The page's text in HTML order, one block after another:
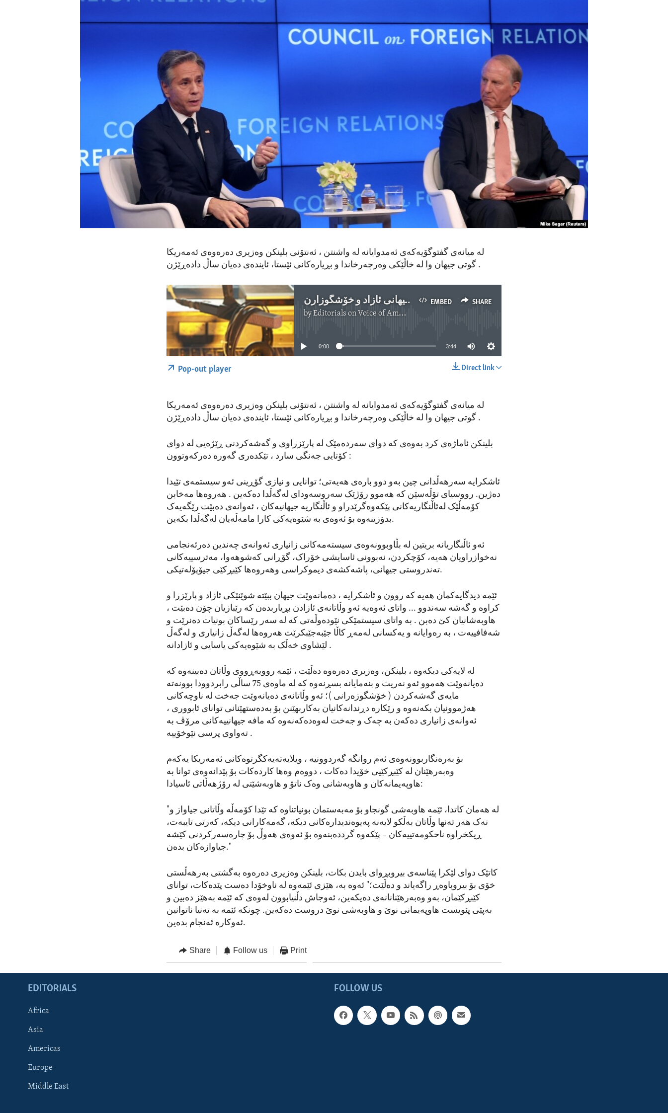
لە میانەی گفتوگۆیەکەی ئەمدوایانە لە واشنتن ، ئەنتۆنی بلینکن وەزیری دەرەوەی ئەمەریکا
.
EMBED SHARE پێوستی هاوکاری بۆ دڵنیابوون لە فەرمانی جیهانی ئازاد و خۆشگوزارن
byEditorials on Voice of America
No media source currently available
0:00 3:44
Direct link
Pop-out player
لە میانەی گفتوگۆیەکەی ئەمدوایانە لە واشنتن ، ئەنتۆنی بلینکن وەزیری دەرەوەی ئەمەریکا
.
بلینکن ئاماژەی کرد بەوەی کە دوای سەردەمێک لە پارێزراوی و گەشەکردنی ڕێژەیی لە دوای
کۆتایی جەنگی سارد ، تێکدەری گەورە دەرکەوتوون :
ئاشکرایە سەرهەڵدانی چین بەو دوو بارەی هەیەتی؛ توانایی و نیازی گۆڕینی ئەو سیستمەی تێیدا
دەژین. رووسیای تۆڵەسێن کە هەموو رۆژێک سەروسەودای لەگەڵدا دەکەین . هەروەها مەخابن
کۆمەڵێک لەئاڵنگاریەکانی پێکەوەگرێدراو و ئاڵنگاریە جیهانیەکان ، ئەوانەی دەبێت رێگەیەک
بدۆزینەوە بۆ ئەوەی بە شێوەیەکی کارا مامەڵەیان لەگەڵدا بکەین.
ئەو ئاڵنگاریانە بریتین لە بڵاوبوونەوەی سیستەمەکانی زانیاری ئەوانەی چەندین دەرئەنجامی
نەخوازراویان هەیە، کۆچکردن، نەبوونی ئاسایشی خۆراک، گۆڕانی کەشوهەوا، مەترسییەکانی
تەندروستی جیهانی، پاشەکشەی دیموکراسی وهەروەها کێبڕکێی جیۆپۆلەتیکی.
ئێمە دیدگایەکمان هەیە کە روون و ئاشکرایە ، دەمانەوێت جیهان ببێتە شوێنێکی ئازاد و پارێزرا و
کراوە و گەشە سەندوو ... واتای ئەوەیە ئەو وڵاتانەی ئازادن بڕیاربدەن کە رێبازیان چۆن دەبێت ،
هاوبەشانیان کێ دەبن . بە واتای سیستمێکی نێودەوڵەتی کە لە سەر رێساکان بونیات دەنرێت و
شەفافییەت ، بە رەوایانە و یەکسانی لەمەڕ کاڵا جێبەجێبکرێت هەروەها لەگەڵ زانیاری و لەگەڵ
لێشاوی خەڵک بە شێوەیەکی یاسایی و ئازادانە .
لە لایەکی دیکەوە ، بلینکن، وەزیری دەرەوە دەڵێت ، ئێمە رووبەڕووی وڵاتان دەبینەوە کە
دەیانەوێت هەموو ئەو نەریت و بنەمایانە بسڕنەوە کە لە ماوەی 75 ساڵی رابردوودا بوونەتە
مایەی گەشەکردن ( خۆشگوزەرانی )؛ ئەو وڵاتانەی دەیانەوێت جەخت لە ناوچەکانی
هەژموونیان بکەنەوە و رێکارە دڕندانەکانیان بەکاربهێنن بۆ بەدەستهێنانی توانای ئابووری ،
ئەوانەی زانیاری دەکەن بە چەک و جەخت لەوەدەکەنەوە کە مافە جیهانییەکانی مرۆڤ بە
تەواوی پرسی نێوخۆییە .
بۆ بەرەنگاربوونەوەی ئەم روانگە گەردوونیە ، ویلایەتەیەکگرتوەکانی ئەمەریکا یەکەم
وەبەرهێنان لە کێبڕکێیی خۆیدا دەکات ، دووەم وەها کاردەکات بۆ پێدانەوەی توانا بە
هاوپەیمانەکان و هاوبەشانی وەک ناتۆ و هاوبەشێتی لە رۆژهەڵاتی ئاسیادا:
"لە هەمان کاتدا، ئێمە هاوبەشی گونجاو بۆ مەبەستمان بونیاتناوە کە تێدا کۆمەڵە وڵاتانی جیاواز و
نەک هەر تەنها وڵاتان بەڵکو لایەنە پەیوەندیدارەکانی دیکە، گەمەکارانی دیکە، کەرتی تایبەت،
ڕیکخراوە ناحکومەتییەکان – پێکەوە گرددەبنەوە بۆ ئەوەی هەوڵ بۆ چارەسەرکردنی کێشە
جیاوازەکان بدەن."
کاتێک دوای لێکرا پێناسەی بیروبڕوای بایدن بکات، بلینکن وەزیری دەرەوە بەگشتی بەرهەڵستی
خۆی بۆ بیروباوەڕ راگەیاند و دەڵێت؛" ئەوە بە، هێزی ئێمەوە لە ناوخۆدا دەست پێدەکات، توانای
کێبڕکێمان، بەو وەبەرهێنانانەی دەیکەین، ئەوجاش دڵنیابوون لەوەی کە ئێمە بەهێز دەبین و
بەپێی پێویست هاوپەیمانی نوێ و هاوبەشی نوێ دروست دەکەین. چونکە ئێمە بە تەنیا ناتوانین
ئەوکارە ئەنجام بدەین.
Share Follow us Print
FOLLOW US
EDITORIALS
Africa
Asia
Americas
Europe
Middle East